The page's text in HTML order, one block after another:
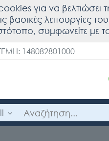
για να βελτιώσει
βασικές λειτουργίες
συμφωνείτε με
148082801000